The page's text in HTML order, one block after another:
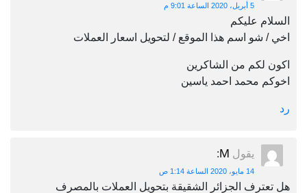
5 أبريل، 2020 الساعة 9:01 م
السلام عليكم
اخي / شو اسم هذا الموقع / لتحويل اسعار العملات
اكون لكم من الشاكرين
اخوكم محمد احمد ياسين
رد
يقول M
:
14 مايو، 2020 الساعة 1:14 ص
هل تعترف الجزائر الشقيقة بتحويل العملات بالمصرف